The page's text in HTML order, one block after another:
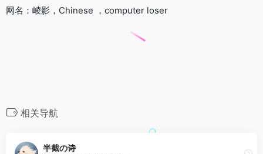
网名：崚影，Chinese ，computer loser
相关导航
半截の诗